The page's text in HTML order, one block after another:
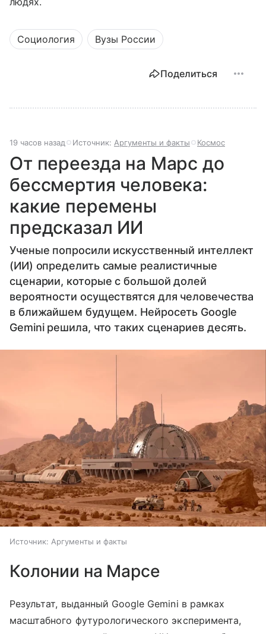
Социология Вузы России
Поделиться
19 часов назад Источник: Аргументы и факты Космос
От переезда на Марс до
бессмертия человека:
какие перемены
предсказал ИИ
Ученые попросили искусственный интеллект
(ИИ) определить самые реалистичные
сценарии, которые с большой долей
вероятности осуществятся для человечества
в ближайшем будущем. Нейросеть Google
Gemini решила, что таких сценариев десять.
Источник: Аргументы и факты
Колонии на Марсе
Результат, выданный Google Gemini в рамках
масштабного футурологического эксперимента,